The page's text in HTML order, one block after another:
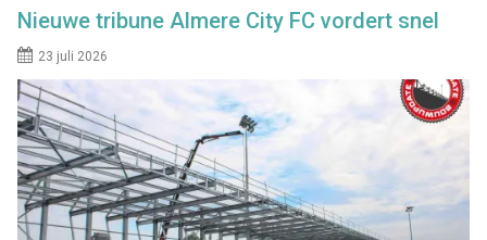
Nieuwe tribune Almere City FC vordert snel
23 juli 2026